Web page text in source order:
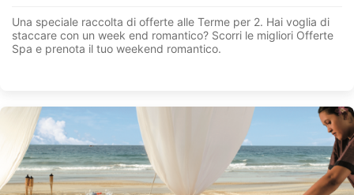
Una speciale raccolta di offerte alle Terme per 2. Hai voglia di
staccare con un week end romantico? Scorri le migliori Offerte
Spa e prenota il tuo weekend romantico.